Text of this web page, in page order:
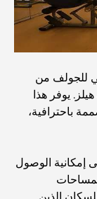
الخلابة
أفضل
لكل مسافر
للجولف من
يوفر هذا
باحترافية،
إمكانية الوصول